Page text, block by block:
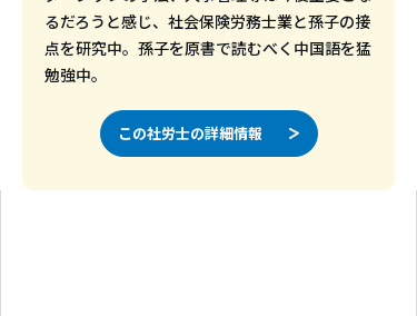
るだろうと感じ、社会保険労務士業と孫子の接
点を研究中。孫子を原書で読むべく中国語を猛
勉強中。
この社労士の詳細情報